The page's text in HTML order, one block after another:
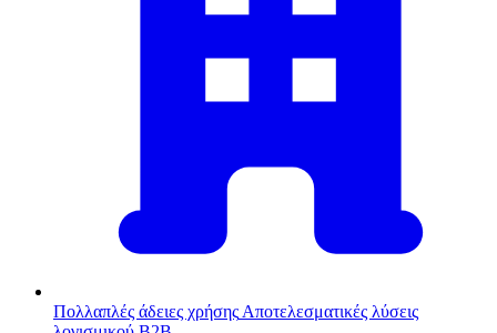
Πολλαπλές άδειες χρήσης Αποτελεσματικές λύσεις